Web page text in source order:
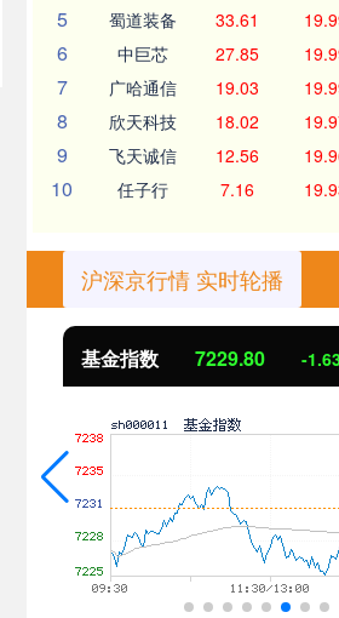
5 蜀道装备 33.61
6 中巨芯 27.85
7 广哈通信 19.03
8 欣天科技 18.02
9 飞天诚信 12.56
10 任子行 7.16
沪深京行情 实时轮播
基金指数 7229.80 -